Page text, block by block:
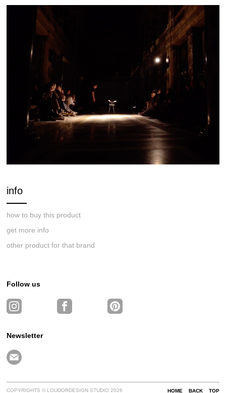
info
how to buy this product
get more info
other product for that brand
Follow us
Newsletter
COPYRIGHTS © LOUDORDESIGN STUDIO 2026 HOME BACK TOP